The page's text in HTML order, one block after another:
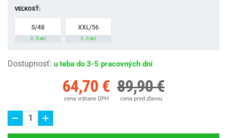
VEĽKOSŤ:
S/48
3 - 5 dní
XXL/56
3 - 5 dní
Dostupnosť: u teba do 3-5 pracovných dní
64,70 €
cena vrátane DPH
89,90 €
cena pred zľavou